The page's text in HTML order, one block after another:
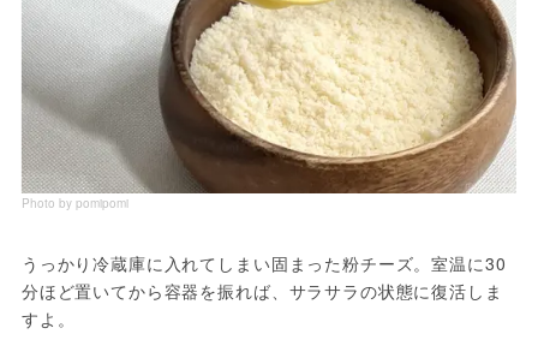
Photo by pomipomi
うっかり冷蔵庫に入れてしまい固まった粉チーズ。室温に30
分ほど置いてから容器を振れば、サラサラの状態に復活しま
すよ。